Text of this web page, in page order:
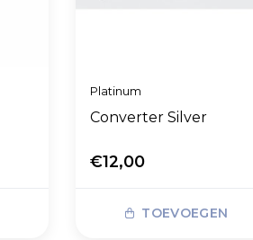
Platinum
Converter Silver
€12,00
TOEVOEGEN